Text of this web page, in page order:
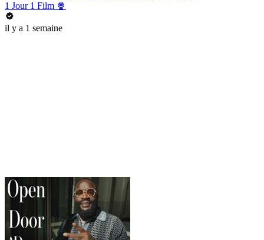
1 Jour 1 Film 🍿
il y a 1 semaine